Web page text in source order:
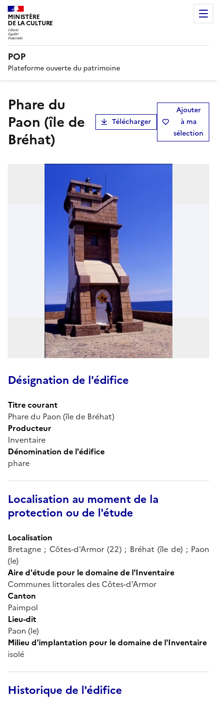
MINISTÈRE
DE LA CULTURE
POP
Plateforme ouverte du patrimoine
Phare du
Paon (île de
Bréhat)
Télécharger
Ajouter
à ma
sélection
Désignation de l'édifice
Titre courant
Phare du Paon (île de Bréhat)
Producteur
Inventaire
Dénomination de l'édifice
phare
Localisation au moment de la
protection ou de l'étude
Localisation
Bretagne ; Côtes-d'Armor (22) ; Bréhat (île de) ; Paon
(le)
Aire d'étude pour le domaine de l'Inventaire
Communes littorales des Côtes-d'Armor
Canton
Paimpol
Lieu-dit
Paon (le)
Milieu d'implantation pour le domaine de l'Inventaire
isolé
Historique de l'édifice